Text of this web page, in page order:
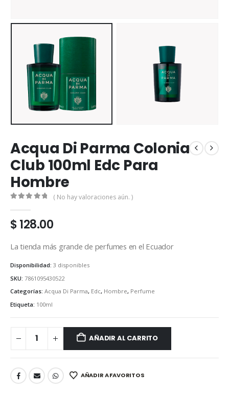
Acqua Di Parma Colonia
Club 100ml Edc Para
Hombre
( No hay valoraciones aún. )
$128.00
La tienda más grande de perfumes en el Ecuador
Disponibilidad: 3 disponibles
SKU: 7861095430522
Categorías: Acqua Di Parma, Edc, Hombre, Perfume
Etiqueta: 100ml
AÑADIR AL CARRITO
AÑADIR A FAVORITOS